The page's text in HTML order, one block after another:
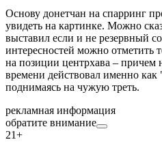
Основу донетчан на спарринг
увидеть на картинке. Можно
выставил если и не резервный
интересностей можно отметить
на позиции центрхава –
времени действовал именно как
поднимаясь на чужую треть.
рекламная информация
обратите внимание
21+